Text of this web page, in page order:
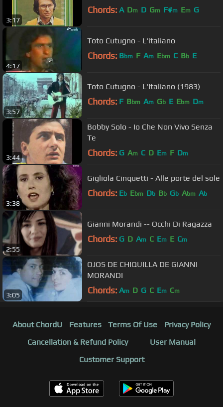
3:17
Chords: A Dm D Gm F#m Em G
4:17
Toto Cutugno - L'italiano
Chords: Bbm F Am Ebm C Bb E
3:57
Toto Cutugno - L'Italiano (1983)
Chords: F Bbm Am Gb E Ebm Dm
3:44
Bobby Solo - Io Che Non Vivo Senza
Te
Chords: G Am C D Em F Dm
3:38
Gigliola Cinquetti - Alle porte del sole
Chords: Eb Ebm Db Bb Gb Abm Ab
2:55
Gianni Morandi -- Occhi Di Ragazza
Chords: G D Am C Em E Cm
3:05
OJOS DE CHIQUILLA DE GIANNI
MORANDI
Chords: Am D G C Em Cm
About ChordU Features Terms Of Use
Privacy Policy
Cancellation & Refund Policy
User Manual
Customer Support